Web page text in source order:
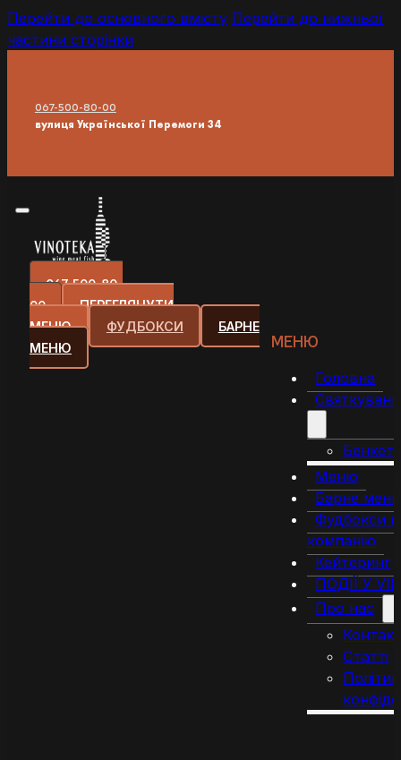
Перейти до основного вмісту Перейти до нижньої
частини сторінки
067-500-80-00
вулиця Української Перемоги 34
067-500-80-
00
ПЕРЕГЛЯНУТИ
МЕНЮ
ФУДБОКСИ
БАРНЕ
МЕНЮ
МЕНЮ
Головна
Меню
Барне
Фудбокси
компанію
Кейтеринг
ПОДІЇ У
Про нас
Статті